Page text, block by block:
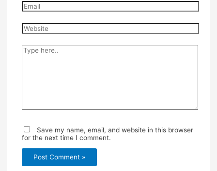
Email
Website
Type
here..
Save my name, email, and website in this browser
for the next time I comment.